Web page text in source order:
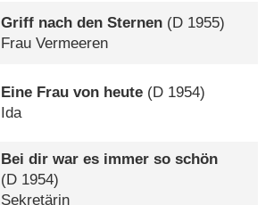
Griff nach den Sternen (D 1955)
Frau Vermeeren
Eine Frau von heute (D 1954)
Ida
Bei dir war es immer so schön
(D 1954)
Sekretärin